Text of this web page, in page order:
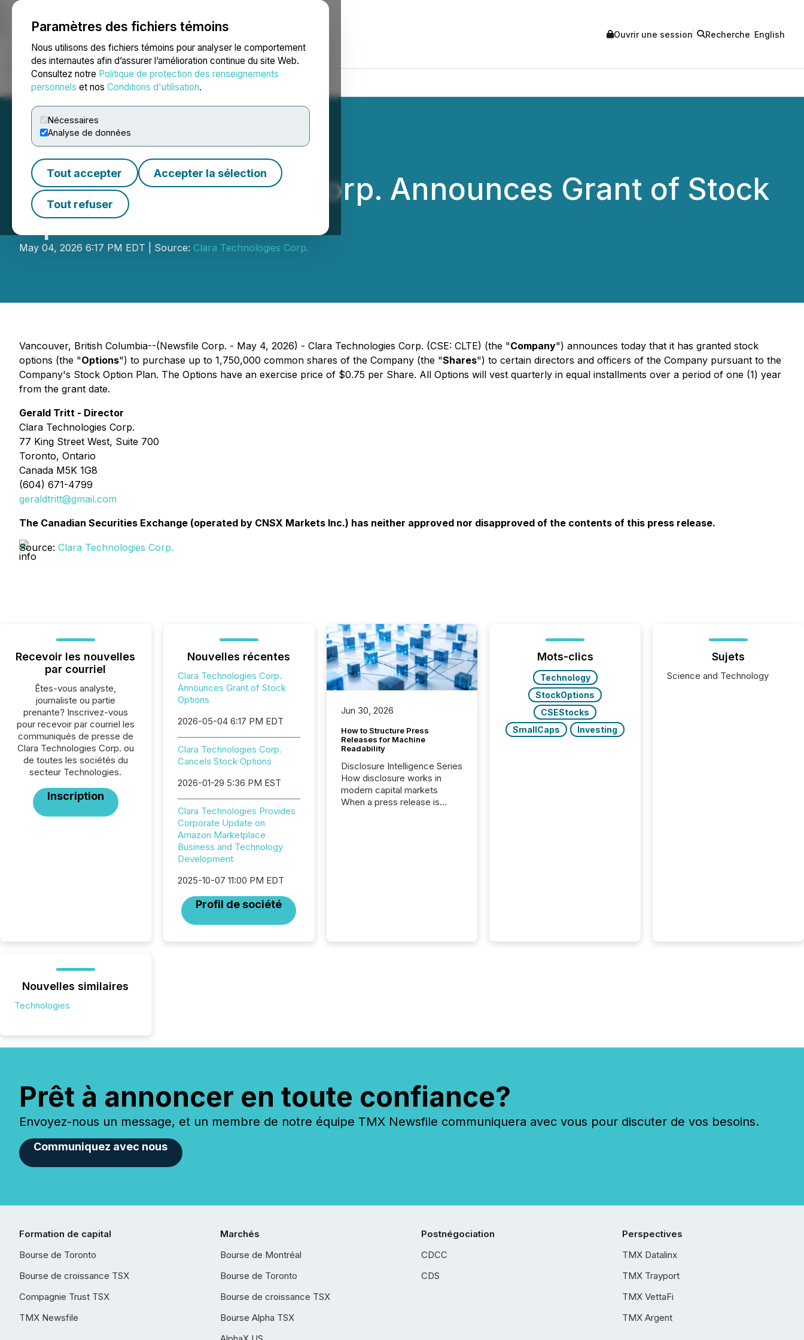
Paramètres des fichiers témoins
Nous utilisons des fichiers témoins pour analyser le comportement
des internautes afin d’assurer l’amélioration continue du site Web.
Consultez notre Politique de protection des renseignements
personnels et nos Conditions d'utilisation.
Nécessaires
Analyse de données
Tout accepter Accepter la sélection
Tout refuser
NEWSFILE Ouvrir une session Recherche English
Accueil À propos Services Salle de presse Blogue
Clara Technologies Corp. Announces Grant of Stock
Options
May 04, 2026 6:17 PM EDT | Source: Clara Technologies Corp.
Vancouver, British Columbia--(Newsfile Corp. - May 4, 2026) - Clara Technologies Corp. (CSE: CLTE) (the "Company") announces today that it has granted stock
options (the "Options") to purchase up to 1,750,000 common shares of the Company (the "Shares") to certain directors and officers of the Company pursuant to the
Company's Stock Option Plan. The Options have an exercise price of $0.75 per Share. All Options will vest quarterly in equal installments over a period of one (1) year
from the grant date.
Gerald Tritt - Director
Clara Technologies Corp.
77 King Street West, Suite 700
Toronto, Ontario
Canada M5K 1G8
(604) 671-4799
geraldtritt@gmail.com
The Canadian Securities Exchange (operated by CNSX Markets Inc.) has neither approved nor disapproved of the contents of this press release.
Source: Clara Technologies Corp.
Recevoir les nouvelles
par courriel
Êtes-vous analyste,
journaliste ou partie
prenante? Inscrivez-vous
pour recevoir par courriel les
communiqués de presse de
Clara Technologies Corp. ou
de toutes les sociétés du
secteur Technologies.
Inscription
Nouvelles récentes
Clara Technologies Corp.
Announces Grant of Stock
Options
2026-05-04 6:17 PM EDT
Clara Technologies Corp.
Cancels Stock Options
2026-01-29 5:36 PM EST
Clara Technologies Provides
Corporate Update on
Amazon Marketplace
Business and Technology
Development
2025-10-07 11:00 PM EDT
Profil de société
Jun 30, 2026
How to Structure Press
Releases for Machine
Readability
Disclosure Intelligence Series
How disclosure works in
modern capital markets
When a press release is
seconds of publication.
Mots-clics
Technology
StockOptions
CSEStocks
SmallCaps
Investing
Sujets
Science and Technology
Nouvelles similaires
Technologies
Prêt à annoncer en toute confiance?
Envoyez-nous un message, et un membre de notre équipe TMX Newsfile communiquera avec vous pour discuter de vos besoins.
Communiquez avec nous
Formation de capital
Bourse de Toronto
Bourse de croissance TSX
Compagnie Trust TSX
TMX Newsfile
Marchés
Bourse de Montréal
Bourse de Toronto
Bourse de croissance TSX
Bourse Alpha TSX
Postnégociation
CDCC
CDS
Perspectives
TMX Datalinx
TMX Trayport
TMX VettaFi
TMX Argent